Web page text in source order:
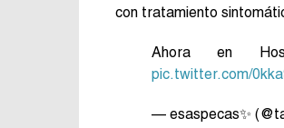
con tratamiento
Ahora en
pic.twitter.com/
— esaspecas✨